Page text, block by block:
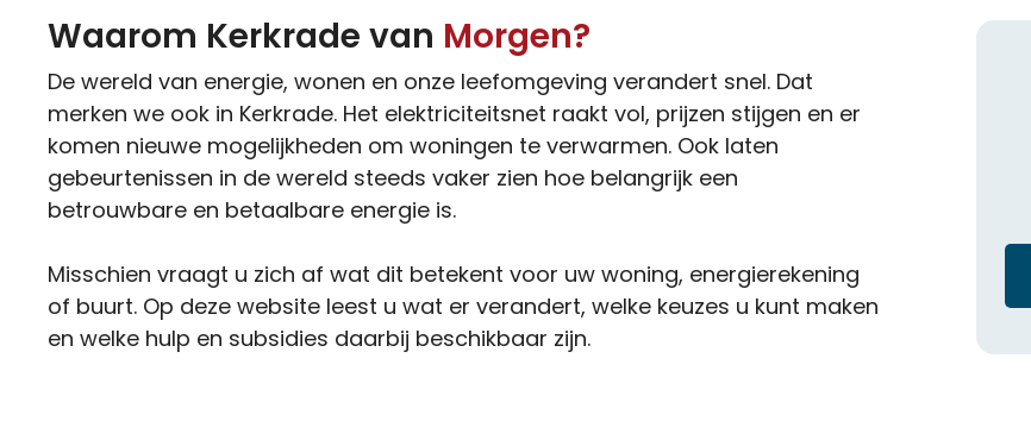
Waarom Kerkrade van Morgen?
De wereld van energie, wonen en onze leefomgeving verandert snel. Dat
merken we ook in Kerkrade. Het elektriciteitsnet raakt vol, prijzen stijgen en er
komen nieuwe mogelijkheden om woningen te verwarmen. Ook laten
gebeurtenissen in de wereld steeds vaker zien hoe belangrijk een
betrouwbare en betaalbare energie is.
Misschien vraagt u zich af wat dit betekent voor uw woning, energierekening
of buurt. Op deze website leest u wat er verandert, welke keuzes u kunt maken
en welke hulp en subsidies daarbij beschikbaar zijn.